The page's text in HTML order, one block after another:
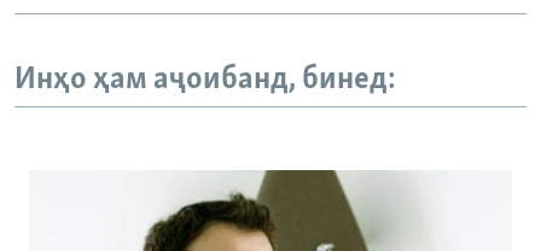
Инҳо ҳам аҷоибанд, бинед: